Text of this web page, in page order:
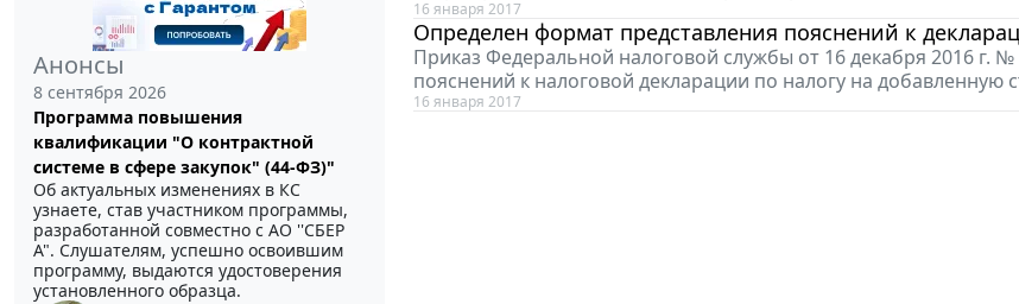
Анонсы
8 сентября 2026
Программа повышения
квалификации "О контрактной
системе в сфере закупок" (44-ФЗ)"
Об актуальных изменениях в КС
узнаете, став участником программы,
разработанной совместно с АО ''СБЕР
А". Слушателям, успешно освоившим
программу, выдаются удостоверения
установленного образца.
16 января 2017
Определен формат представления пояснений к
Приказ Федеральной налоговой службы от 16 декабря 2016
пояснений к налоговой декларации по налогу на
16 января 2017